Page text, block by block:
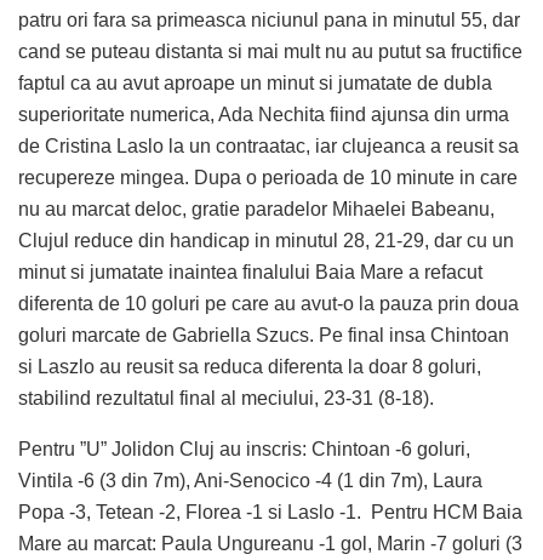
patru ori fara sa primeasca niciunul pana in minutul 55, dar
cand se puteau distanta si mai mult nu au putut sa fructifice
faptul ca au avut aproape un minut si jumatate de dubla
superioritate numerica, Ada Nechita fiind ajunsa din urma
de Cristina Laslo la un contraatac, iar clujeanca a reusit sa
recupereze mingea. Dupa o perioada de 10 minute in care
nu au marcat deloc, gratie paradelor Mihaelei Babeanu,
Clujul reduce din handicap in minutul 28, 21-29, dar cu un
minut si jumatate inaintea finalului Baia Mare a refacut
diferenta de 10 goluri pe care au avut-o la pauza prin doua
goluri marcate de Gabriella Szucs. Pe final insa Chintoan
si Laszlo au reusit sa reduca diferenta la doar 8 goluri,
stabilind rezultatul final al meciului, 23-31 (8-18).
Pentru ”U” Jolidon Cluj au inscris: Chintoan -6 goluri,
Vintila -6 (3 din 7m), Ani-Senocico -4 (1 din 7m), Laura
Popa -3, Tetean -2, Florea -1 si Laslo -1. Pentru HCM Baia
Mare au marcat: Paula Ungureanu -1 gol, Marin -7 goluri (3